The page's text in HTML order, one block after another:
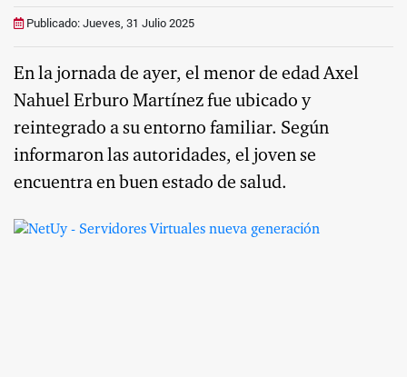
Publicado: Jueves, 31 Julio 2025
En la jornada de ayer, el menor de edad Axel
Nahuel Erburo Martínez fue ubicado y
reintegrado a su entorno familiar. Según
informaron las autoridades, el joven se
encuentra en buen estado de salud.